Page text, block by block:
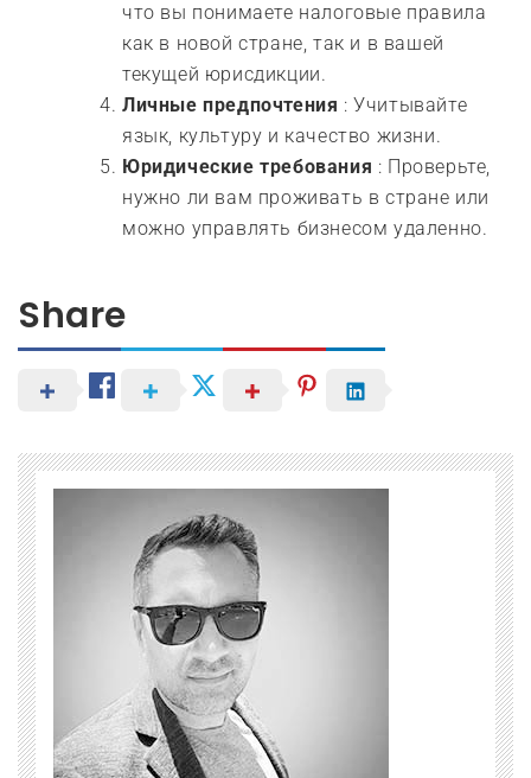
что вы понимаете налоговые правила
как в новой стране, так и в вашей
текущей юрисдикции.
Личные предпочтения : Учитывайте
язык, культуру и качество жизни.
Юридические требования : Проверьте,
нужно ли вам проживать в стране или
можно управлять бизнесом удаленно.
Share